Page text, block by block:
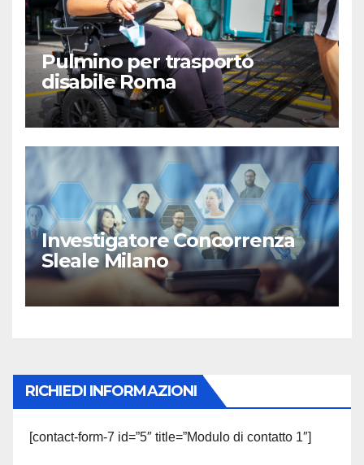
Pulmino per trasporto
disabile Roma
Investigatore Concorrenza
Sleale Milano
RICHIEDI INFORMAZIONI
[contact-form-7 id=”5″ title=”Modulo di contatto 1″]